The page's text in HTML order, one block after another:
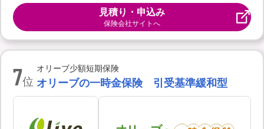
見積り・申込み
保険会社サイトへ
7位
オリーブ少額短期保険
オリーブの一時金保険 引受基準緩和型